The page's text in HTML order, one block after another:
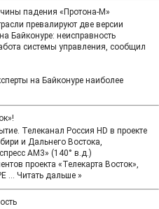
падения «Протона-М»
превалируют две версии
Байконуре: неисправность
системы управления, сообщил
на Байконуре наиболее
Телеканал Россия HD в проекте
и Дальнего Востока,
АМ3» (140° в.д.)
проекта «Телекарта Восток»,
... Читать дальше »